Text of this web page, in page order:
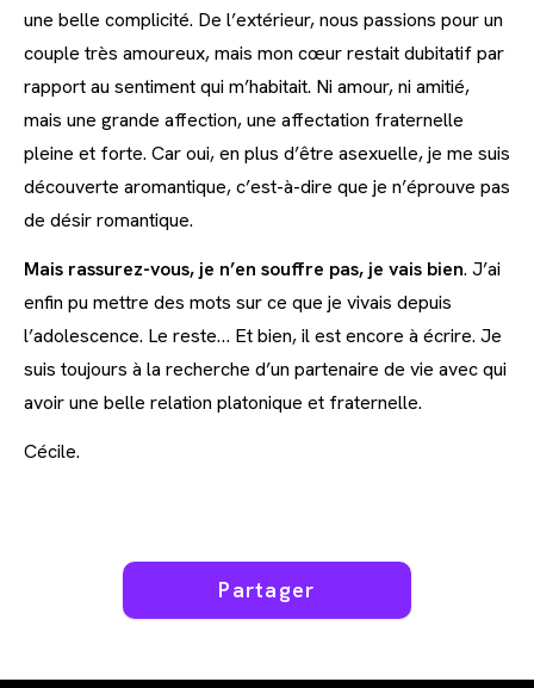
une belle complicité. De l’extérieur, nous passions pour un
couple très amoureux, mais mon cœur restait dubitatif par
rapport au sentiment qui m’habitait. Ni amour, ni amitié,
mais une grande affection, une affectation fraternelle
pleine et forte. Car oui, en plus d’être asexuelle, je me suis
découverte aromantique, c’est-à-dire que je n’éprouve pas
de désir romantique.
Mais rassurez-vous, je n’en souffre pas, je vais bien. J’ai
enfin pu mettre des mots sur ce que je vivais depuis
l’adolescence. Le reste… Et bien, il est encore à écrire. Je
suis toujours à la recherche d’un partenaire de vie avec qui
avoir une belle relation platonique et fraternelle.
Cécile.
Partager
Partager